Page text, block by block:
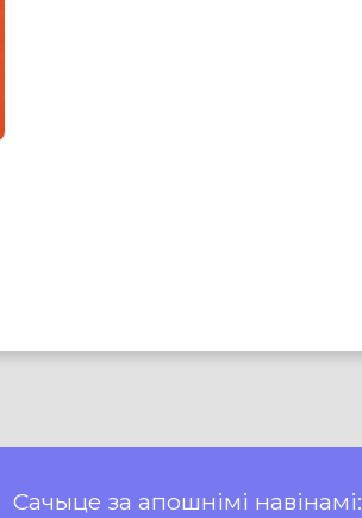
Сачыце за апошнімі навінамі: